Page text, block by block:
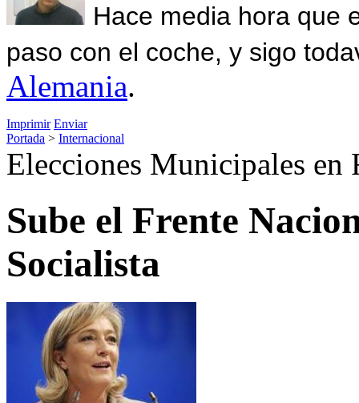
Hace media hora que
paso con el coche, y sigo
Alemania.
Imprimir Enviar
Portada > Internacional
Elecciones Municipales en
Sube el Frente
Socialista